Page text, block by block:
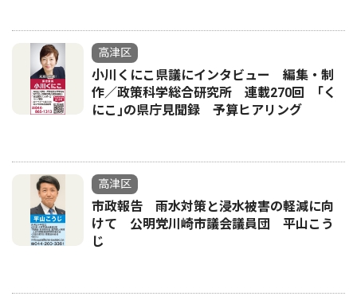
高津区
小川くにこ県議にインタビュー 編集・制
作／政策科学総合研究所 連載270回 ｢く
にこ｣の県庁見聞録 予算ヒアリング
高津区
市政報告 雨水対策と浸水被害の軽減に向
けて 公明党川崎市議会議員団 平山こう
じ